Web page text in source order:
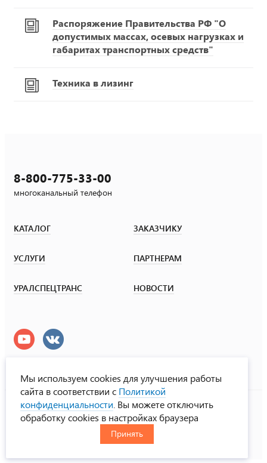
Распоряжение Правительства РФ "О
допустимых массах, осевых нагрузках и
габаритах транспортных средств"
Техника в лизинг
8-800-775-33-00
многоканальный телефон
КАТАЛОГ ЗАКАЗЧИКУ
УСЛУГИ ПАРТНЕРАМ
УРАЛСПЕЦТРАНС НОВОСТИ
УралСпецТранс
© ООО «Урал СТ», 2000-2026
Политика конфиденциальности
CHN
Мы используем cookies для улучшения работы
сайта в соответствии с Политикой
конфиденциальности . Вы можете отключить
обработку cookies в настройках браузера
Принять